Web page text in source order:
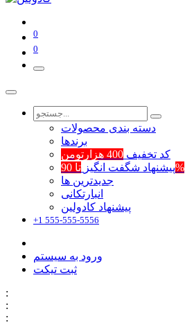
0
0
دسته بندی محصولات
برند‌ها
کد تخفیف 400 هزارتومن
پیشنهاد شگفت انگیزتا 90%
جدیدترین ها
انبارتکانی
پیشنهاد کادولین
+1 555-555-5556
ورود به سیستم
ثبت تیکت
:
:
: